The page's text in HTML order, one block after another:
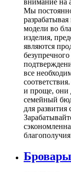
Мы
модели во
изделия,
являются
все
и проще, они
семейный
для развития
Бровары